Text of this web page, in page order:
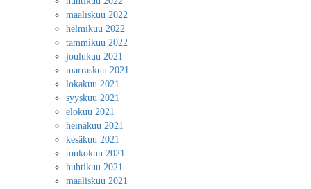
maaliskuu 2022
helmikuu 2022
tammikuu 2022
joulukuu 2021
marraskuu 2021
lokakuu 2021
syyskuu 2021
elokuu 2021
heinäkuu 2021
kesäkuu 2021
toukokuu 2021
huhtikuu 2021
maaliskuu 2021